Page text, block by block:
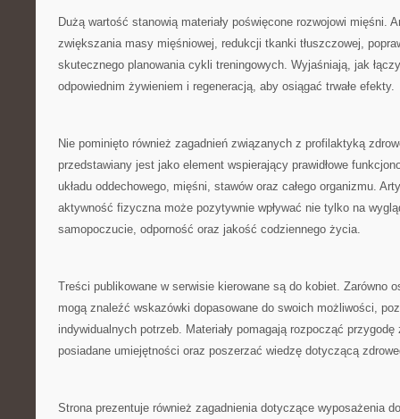
Dużą wartość stanowią materiały poświęcone rozwojowi mięśni.
zwiększania masy mięśniowej, redukcji tkanki tłuszczowej,
skutecznego planowania cykli treningowych. Wyjaśniają, jak
odpowiednim żywieniem i regeneracją, aby osiągać trwałe efekty.
Nie pominięto również zagadnień związanych z profilaktyką
przedstawiany jest jako element wspierający prawidłowe
układu oddechowego, mięśni, stawów oraz całego organizmu.
aktywność fizyczna może pozytywnie wpływać nie tylko na
samopoczucie, odporność oraz jakość codziennego życia.
Treści publikowane w serwisie kierowane są do kobiet. Zarówno
mogą znaleźć wskazówki dopasowane do swoich możliwości,
indywidualnych potrzeb. Materiały pomagają rozpocząć
posiadane umiejętności oraz poszerzać wiedzę dotyczącą
Strona prezentuje również zagadnienia dotyczące wyposażenia